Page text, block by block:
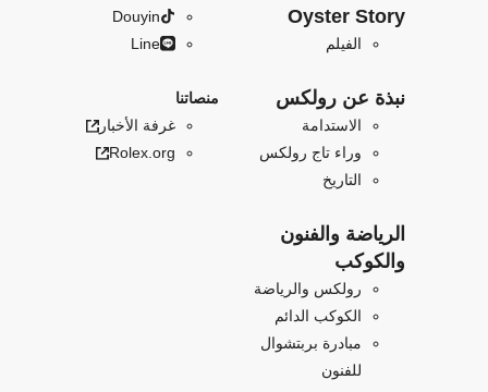
Oyster Story
الفيلم
نبذة عن رولكس
الاستدامة
وراء تاج رولكس
التاريخ
الرياضة والفنون
والكوكب
رولكس والرياضة
الكوكب الدائم
مبادرة بربتشوال
للفنون
Douyin
Line
منصاتنا
غرفة الأخبار
Rolex.org